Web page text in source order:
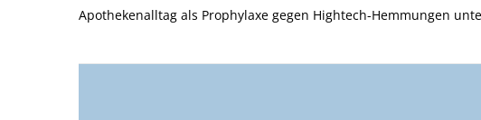
Apothekenalltag als Prophylaxe gegen Hightech-Hemmungen